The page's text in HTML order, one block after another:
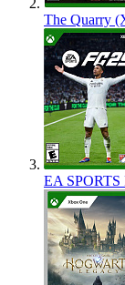
The Quarry
EA